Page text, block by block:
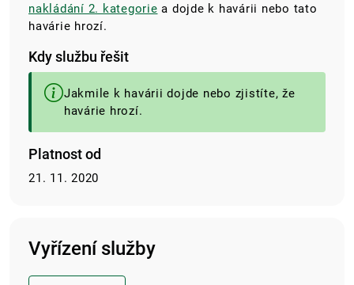
nakládání 2. kategorie a dojde k havárii nebo tato
havárie hrozí.
Kdy službu řešit
Jakmile k havárii dojde nebo zjistíte, že
havárie hrozí.
Platnost od
21. 11. 2020
Vyřízení služby